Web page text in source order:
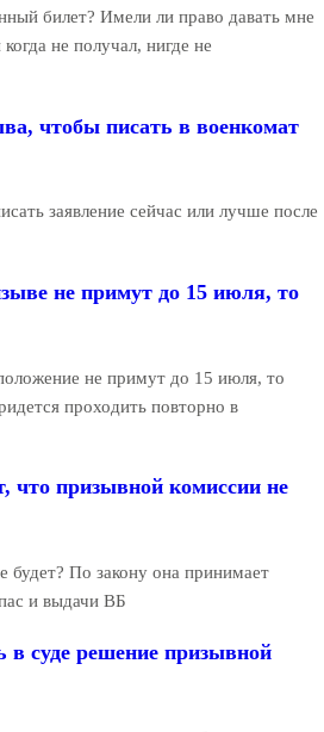
билет? Имели ли право давать мне
не получал, нигде не
чтобы писать в военкомат
заявление сейчас или лучше после
не примут до 15 июля, то
не примут до 15 июля, то
проходить повторно в
что призывной комиссии не
будет? По закону она принимает
и выдачи ВБ
суде решение призывной